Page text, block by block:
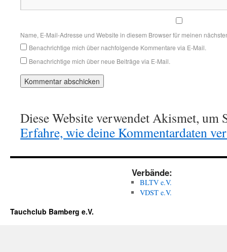
Name, E-Mail-Adresse und Website in diesem Browser für meinen
Benachrichtige mich über nachfolgende Kommentare via E-Mail.
Benachrichtige mich über neue Beiträge via E-Mail.
Diese Website verwendet Akismet, um
Erfahre, wie deine Kommentardaten
Verbände:
BLTV e.V.
VDST e.V.
Tauchclub Bamberg e.V.